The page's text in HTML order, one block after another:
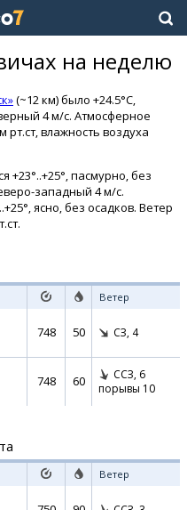
на неделю
(~12 км) было +24.5°C,
4 м/с. Атмосферное
влажность воздуха
+23°..+25°, пасмурно, без
западный 4 м/с.
ясно, без осадков. Ветер
Ветер
748 50 СЗ, 4
748 60 ССЗ, 6
порывы 10
Ветер